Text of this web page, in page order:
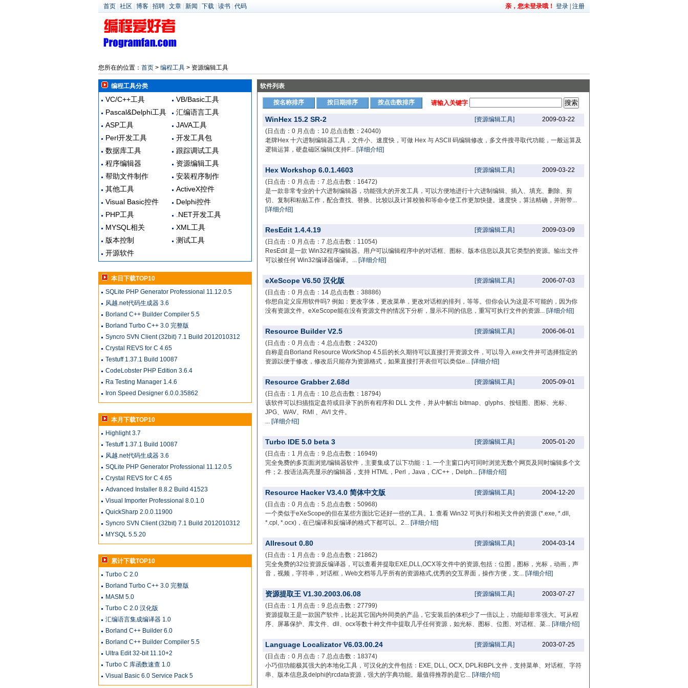
首页 社区 博客 招聘 文章 新闻 下载 读书 代码 亲，您未登录哦！ 登录 注册
您所在的位置： 首页 > 编程工具 > 资源编辑工具
编程工具分类
VC/C++工具
VB/Basic工具
Pascal&Delphi工具
汇编语言工具
ASP工具
JAVA工具
Perl开发工具
开发工具包
数据库工具
跟踪调试工具
程序编辑器
资源编辑工具
帮助文件制作
安装程序制作
其他工具
ActiveX控件
Visual Basic控件
Delphi控件
PHP工具
.NET开发工具
MYSQL相关
XML工具
版本控制
测试工具
开源软件
本日下载TOP10
SQLite PHP Generator Professional 11.12.0.5
风越.net代码生成器 3.6
Borland C++ Builder Compiler 5.5
Borland Turbo C++ 3.0 完整版
Syncro SVN Client (32bit) 7.1 Build 2012010312
Crystal REVS for C 4.65
Testuff 1.37.1 Build 10087
CodeLobster PHP Edition 3.6.4
Ra Testing Manager 1.4.6
Iron Speed Designer 6.0.0.35862
本月下载TOP10
Highlight 3.7
Testuff 1.37.1 Build 10087
风越.net代码生成器 3.6
SQLite PHP Generator Professional 11.12.0.5
Crystal REVS for C 4.65
Advanced Installer 8.8.2 Build 41523
Visual Importer Professional 8.0.1.0
QuickSharp 2.0.0.11900
Syncro SVN Client (32bit) 7.1 Build 2012010312
MYSQL 5.5.20
累计下载TOP10
Turbo C 2.0
Borland Turbo C++ 3.0 完整版
MASM 5.0
Turbo C 2.0 汉化版
汇编语言集成编译器 1.0
Borland C++ Builder 6.0
Borland C++ Builder Compiler 5.5
Ultra Edit 32-bit 11.10+2
Turbo C 库函数速查 1.0
Visual Basic 6.0 Service Pack 5
软件列表
按名称排序 按日期排序 按点击数排序 请输入关键字
WinHex 15.2 SR-2 2009-03-22
[资源编辑工具]
(日点击：0 月点击：10 总点击数：24040)
老牌Hex 十六进制编辑器工具，文件小、速度快，可做 Hex 与 ASCII 码编辑修改，多文件搜寻取代功能，一般运算及
逻辑运算，硬盘磁区编辑(支持F... [详细介绍]
Hex Workshop 6.0.1.4603 2009-03-22
[资源编辑工具]
(日点击：0 月点击：7 总点击数：16472)
是一款非常专业的十六进制编辑器，功能强大的开发工具，可以方便地进行十六进制编辑、插入、填充、删除、剪
切、复制和粘贴工作，配合查找、替换、比较以及计算校验和等命令使工作更加快捷。速度快，算法精确，并附带...
[详细介绍]
ResEdit 1.4.4.19 2009-03-09
[资源编辑工具]
(日点击：0 月点击：7 总点击数：11054)
ResEdit 是一款 Win32程序编辑器。用户可以编辑程序中的对话框、图标、版本信息以及其它类型的资源。输出文件
可以被任何 Win32编译器编译。... [详细介绍]
eXeScope V6.50 汉化版 2006-07-03
[资源编辑工具]
(日点击：0 月点击：14 总点击数：38886)
你想自定义应用软件吗? 例如：更改字体，更改菜单，更改对话框的排列，等等。但你会认为这是不可能的，因为你
没有资源文件。eXeScope能在没有资源文件的情况下分析，显示不同的信息，重写可执行文件的资源... [详细介绍]
Resource Builder V2.5 2006-06-01
[资源编辑工具]
(日点击：0 月点击：4 总点击数：24320)
自称是自Borland Resource WorkShop 4.5后的长久期待可以直接打开资源文件，可以导入.exe文件并可选择指定的
资源以便于修改，修改后只能存为资源格式，如果直接打开表但可以类似e... [详细介绍]
Resource Grabber 2.68d 2005-09-01
[资源编辑工具]
(日点击：1 月点击：10 总点击数：18794)
该软件可以扫描指定盘符或目录下的所有程序和 DLL 文件，并从中解出 bitmap、glyphs、按钮图、图标、光标、
JPG、WAV、RMI 、AVI 文件。
... [详细介绍]
Turbo IDE 5.0 beta 3 2005-01-20
[资源编辑工具]
(日点击：1 月点击：9 总点击数：16949)
完全免费的多页面浏览/编辑器软件，主要集成了以下功能：1. 一个主窗口内可同时浏览无数个网页及同时编辑多个文
件；2. 按语法高亮显示的编辑器，支持 HTML，Perl，Java，C/C++，Delph... [详细介绍]
Resource Hacker V3.4.0 简体中文版 2004-12-20
[资源编辑工具]
(日点击：0 月点击：5 总点击数：50968)
一个类似于eXeScope的但在某些方面比它还好一些的工具。1. 查看 Win32 可执行和相关文件的资源 (*.exe, *.dll,
*.cpl, *.ocx)，在已编译和反编译的格式下都可以。2... [详细介绍]
Allresout 0.80 2004-03-14
[资源编辑工具]
(日点击：1 月点击：9 总点击数：21862)
完全免费的32位资源反编译器，可以查看并提取EXE,DLL,OCX等文件中的资源,包括：位图，图标，光标，动画，声
音，视频，字符串，对话框，Web文档等几乎所有的资源格式,优秀的交互界面，操作方便，支... [详细介绍]
资源提取王 V1.30.2003.06.08 2003-07-27
[资源编辑工具]
(日点击：1 月点击：9 总点击数：27799)
资源提取王是一款国产软件，比起其它国内外同类的产品，它安装后的体积少了一倍以上，功能却非常强大。可从程
序、屏幕保护、库文件、dll、ocx等数十种文件中提取几乎任何资源，如光标、图标、位图、对话框、菜... [详细介绍]
Language Localizator V6.03.00.24 2003-07-25
[资源编辑工具]
(日点击：0 月点击：7 总点击数：18374)
小巧但功能极其强大的本地化工具，可汉化的文件包括：EXE, DLL, OCX, DPL和BPL文件，支持菜单、对话框、字符
串、版本信息及delphi的rcdata资源，强大的字典功能。最值得推荐的是它... [详细介绍]